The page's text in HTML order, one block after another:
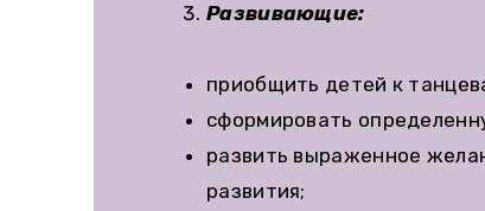
Развивающие:
приобщить детей к
сформировать
развить выраженное
развития;